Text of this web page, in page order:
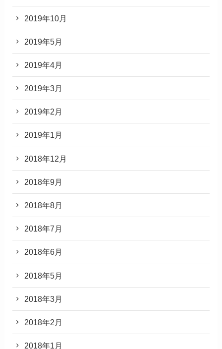
2019年10月
2019年5月
2019年4月
2019年3月
2019年2月
2019年1月
2018年12月
2018年9月
2018年8月
2018年7月
2018年6月
2018年5月
2018年3月
2018年2月
2018年1月